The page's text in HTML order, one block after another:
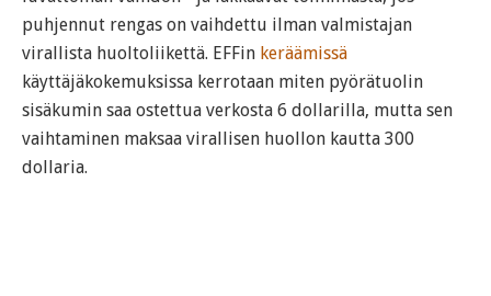
puhjennut rengas on vaihdettu ilman valmistajan
virallista huoltoliikettä. EFFin keräämissä
käyttäjäkokemuksissa kerrotaan miten pyörätuolin
sisäkumin saa ostettua verkosta 6 dollarilla, mutta sen
vaihtaminen maksaa virallisen huollon kautta 300
dollaria.